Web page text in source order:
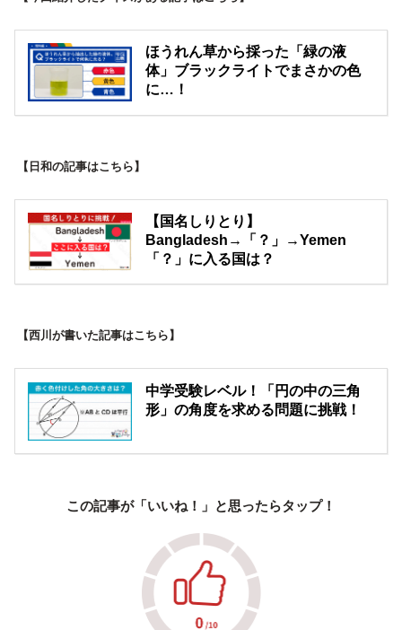
ほうれん草から採った「緑の液
体」ブラックライトでまさかの色
に…！
【日和の記事はこちら】
【国名しりとり】
Bangladesh→「？」→Yemen
「？」に入る国は？
【西川が書いた記事はこちら】
中学受験レベル！「円の中の三角
形」の角度を求める問題に挑戦！
この記事が「いいね！」と思ったらタップ！